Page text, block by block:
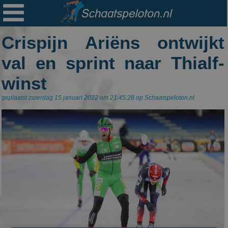

Crispijn Ariëns ontwijkt
val en sprint naar Thialf-
winst
geplaatst zaterdag 15 januari 2022 om 21:45:28 op Schaatspeloton.nl